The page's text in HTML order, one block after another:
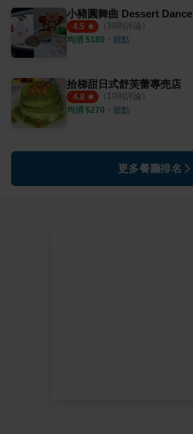
小豬圓舞曲 Dessert Dance
4.5 （ 39則評論）
均消 $180 ・ 甜點
拾梯甜日式舒芙蕾專売店
4.8 （ 19則評論）
均消 $270 ・ 甜點
更多餐廳排名